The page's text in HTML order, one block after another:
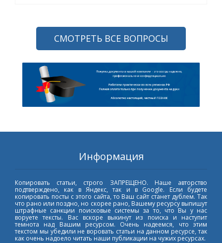
СМОТРЕТЬ ВСЕ ВОПРОСЫ
Информация
Копировать статьи, строго ЗАПРЕЩЕНО. Наше авторство
подтверждено, как в Яндекс, так и в Google. Если будете
копировать посты с этого сайта, то Ваш сайт станет дублем. Так
что рано или поздно, но скорее рано, Вашему ресурсу выпишут
штрафные санкции поисковые системы за то, что Вы у нас
воруете тексты. Вас вскоре выкинут из поиска и наступит
темнота над Вашим ресурсом. Очень надеемся, что этим
текстом мы убедили не воровать статьи на данном ресурсе, так
как очень надоело читать наши публикации на чужих ресурсах.